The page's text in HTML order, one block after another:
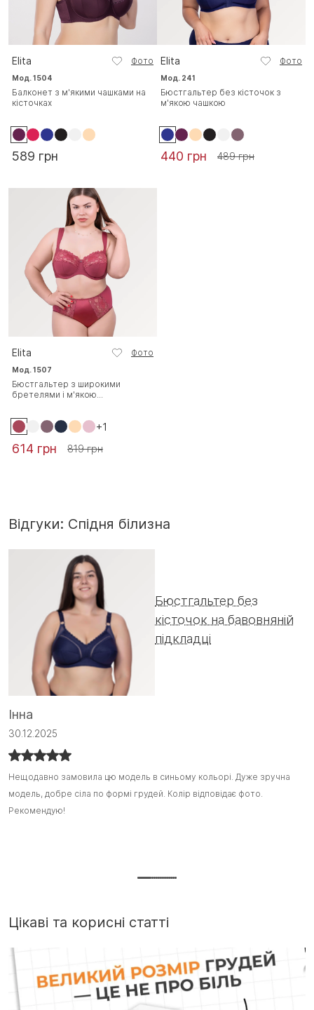
Elita Фото
Мод. 1504
Балконет з м'якими чашками на
кісточках
589 грн
Elita Фото
Мод. 241
Бюстгальтер без кісточок з
м'якою чашкою
440 грн 489 грн
Elita Фото
Мод. 1507
Бюстгальтер з широкими
бретелями і м'якою...
+1
614 грн 819 грн
Відгуки: Спідня білизна
Бюстгальтер без
кісточок на бавовняній
підкладці
Інна
30.12.2025
Нещодавно замовила цю модель в синьому кольорі. Дуже зручна
модель, добре сіла по формі грудей. Колір відповідає фото.
Рекомендую!
Нещодавно замовила цю модель в синьому кольорі. Дуже зручна
модель, добре сіла по формі грудей. Колір відповідає фото.
Рекомендую! :)
Цікаві та корисні статті